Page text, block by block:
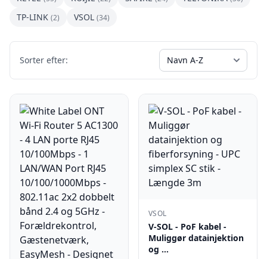
TP-LINK (2) VSOL (34)
Sorter efter:
VSOL
V-SOL - PoF kabel -
Muliggør datainjektion
og …